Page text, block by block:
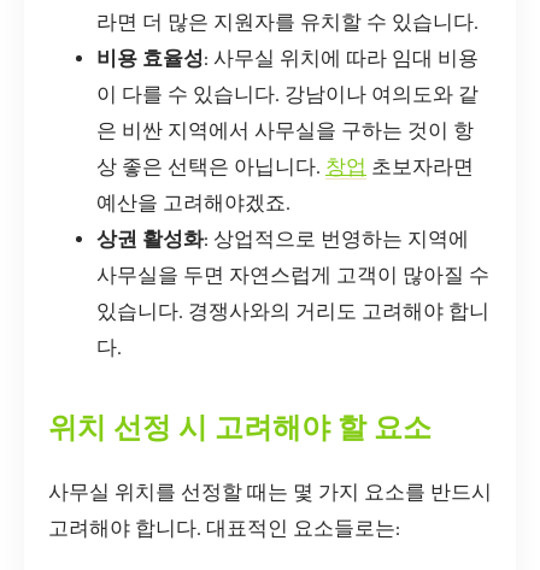
라면 더 많은 지원자를 유치할 수 있습니다.
비용 효율성: 사무실 위치에 따라 임대 비용
이 다를 수 있습니다. 강남이나 여의도와 같
은 비싼 지역에서 사무실을 구하는 것이 항
상 좋은 선택은 아닙니다. 창업 초보자라면
예산을 고려해야겠죠.
상권 활성화: 상업적으로 번영하는 지역에
사무실을 두면 자연스럽게 고객이 많아질 수
있습니다. 경쟁사와의 거리도 고려해야 합니
다.
위치 선정 시 고려해야 할 요소
사무실 위치를 선정할 때는 몇 가지 요소를 반드시
고려해야 합니다. 대표적인 요소들로는: